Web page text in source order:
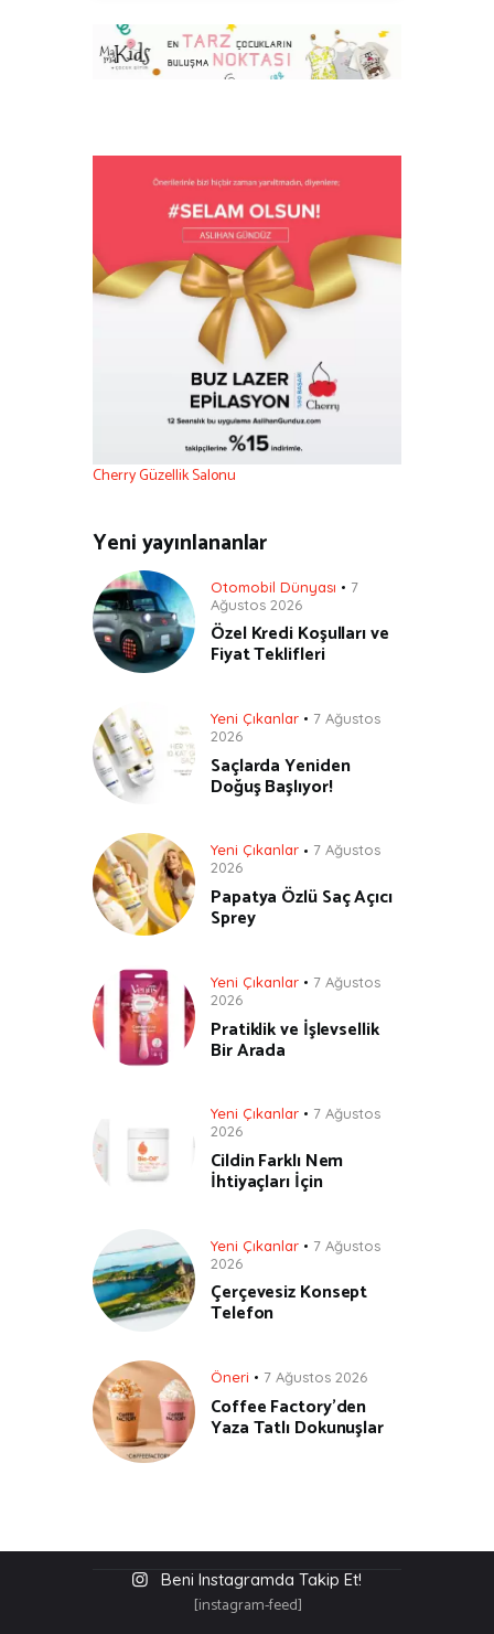
Cherry Güzellik Salonu
Yeni yayınlananlar
Otomobil Dünyası
7
Ağustos 2026
Özel Kredi Koşulları ve
Fiyat Teklifleri
Yeni Çıkanlar
7 Ağustos
2026
Saçlarda Yeniden
Doğuş Başlıyor!
Yeni Çıkanlar
7 Ağustos
2026
Papatya Özlü Saç Açıcı
Sprey
Yeni Çıkanlar
7 Ağustos
2026
Pratiklik ve İşlevsellik
Bir Arada
Yeni Çıkanlar
7 Ağustos
2026
Cildin Farklı Nem
İhtiyaçları İçin
Yeni Çıkanlar
7 Ağustos
2026
Çerçevesiz Konsept
Telefon
Öneri 7 Ağustos 2026
Coffee Factory’den
Yaza Tatlı Dokunuşlar
Beni Instagramda Takip Et!
[instagram-feed]